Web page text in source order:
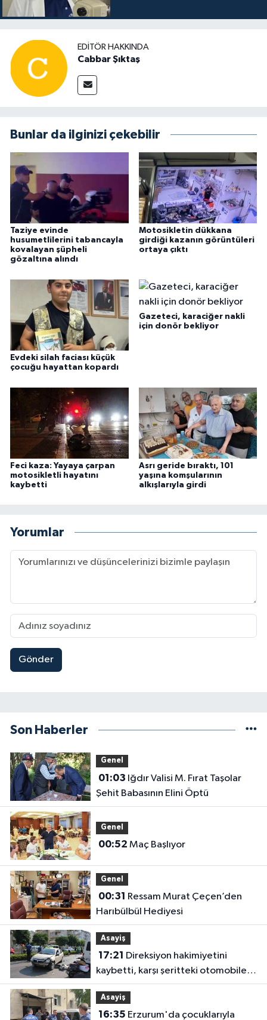
EDITÖR HAKKINDA
Cabbar Şıktaş
Bunlar da ilginizi çekebilir
Taziye evinde
husumetlilerini tabancayla
kovalayan şüpheli
gözaltına alındı
Motosikletin dükkana
girdiği kazanın görüntüleri
ortaya çıktı
Evdeki silah faciası küçük
çocuğu hayattan kopardı
Gazeteci, karaciğer nakli
için donör bekliyor
Feci kaza: Yayaya çarpan
motosikletli hayatını
kaybetti
Asrı geride bıraktı, 101
yaşına komşularının
alkışlarıyla girdi
Yorumlar
Gönder
Son Haberler
Genel
01:03
Şehit Babasının Elini Öptü
Genel
00:52 Maç Başlıyor
Genel
00:31
Harıbülbül Hediyesi
Asayiş
17:21
kaybetti, karşı şeritteki otomobile
çarptı
Asayiş
16:35